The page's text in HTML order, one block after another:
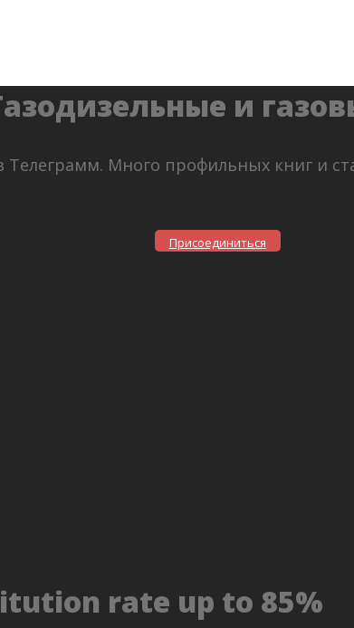
и
Много профильных книг и
Присоединиться
rate up to 85%